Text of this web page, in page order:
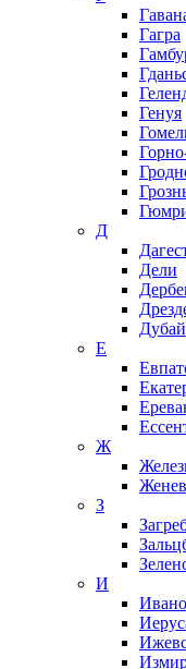
Гагра
Генуя
Д
Дели
Дубай
Е
Ж
З
И